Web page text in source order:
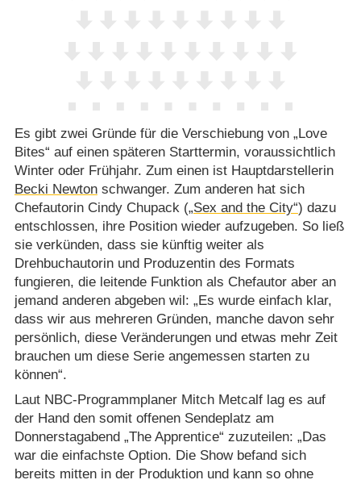
Es gibt zwei Gründe für die Verschiebung von „Love
Bites“ auf einen späteren Starttermin, voraussichtlich
Winter oder Frühjahr. Zum einen ist Hauptdarstellerin
Becki Newtonschwanger. Zum anderen hat sich
Chefautorin Cindy Chupack („Sex and the City“) dazu
entschlossen, ihre Position wieder aufzugeben. So ließ
sie verkünden, dass sie künftig weiter als
Drehbuchautorin und Produzentin des Formats
fungieren, die leitende Funktion als Chefautor aber an
jemand anderen abgeben wil: „Es wurde einfach klar,
dass wir aus mehreren Gründen, manche davon sehr
persönlich, diese Veränderungen und etwas mehr Zeit
brauchen um diese Serie angemessen starten zu
können“.
Laut NBC-Programmplaner Mitch Metcalf lag es auf
der Hand den somit offenen Sendeplatz am
Donnerstagabend „The Apprentice“ zuzuteilen: „Das
war die einfachste Option. Die Show befand sich
bereits mitten in der Produktion und kann so ohne